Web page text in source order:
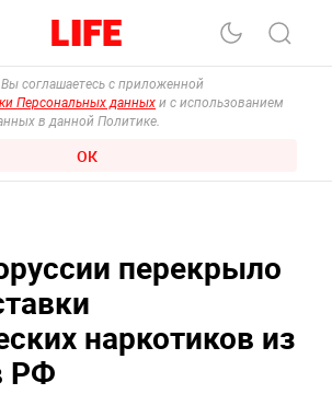
соглашаетесь с приложенной
Персональных данных и с использованием
в данной Политике.
ОК
перекрыло
наркотиков из
РФ